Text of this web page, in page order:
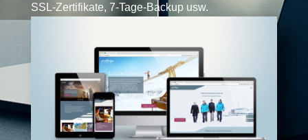
SSL-Zertifikate, 7-Tage-Backup usw.